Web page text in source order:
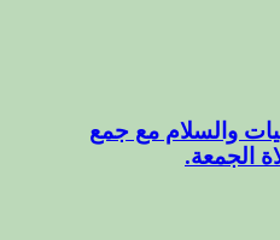
والسلام مع جمع
الجمعة.